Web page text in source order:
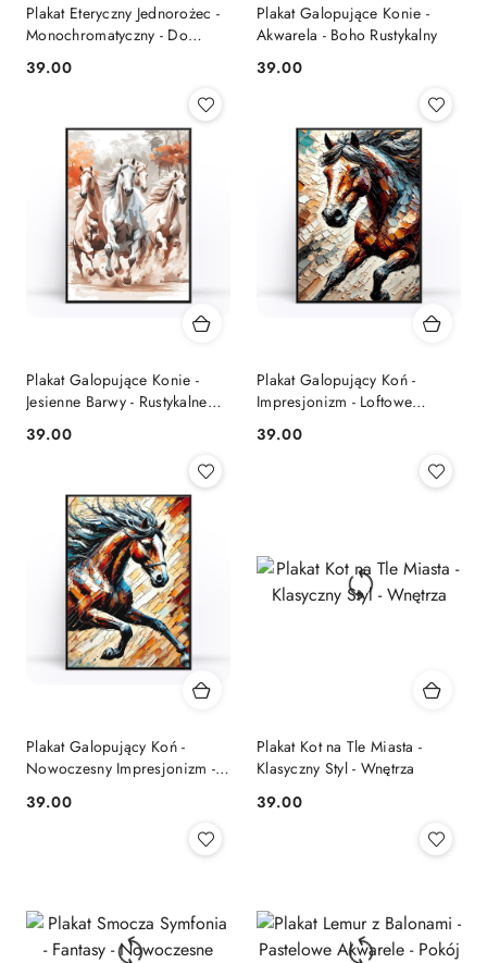
Plakat Eteryczny Jednorożec -
Monochromatyczny - Do
Cena:
39.00
Plakat Galopujące Konie -
Akwarela - Boho Rustykalny
Cena:
39.00
Plakat Galopujące Konie -
Jesienne Barwy - Rustykalne
Wnętrze
Cena:
39.00
Plakat Galopujący Koń -
Impresjonizm - Loftowe
Wnętrza
Cena:
39.00
Plakat Galopujący Koń -
Nowoczesny Impresjonizm -
Cena:
39.00
Plakat Kot na Tle Miasta -
Klasyczny Styl - Wnętrza
Cena:
39.00